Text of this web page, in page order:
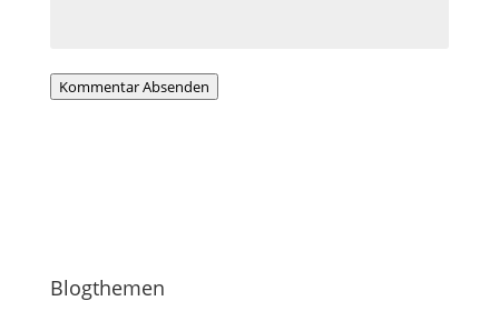
Kommentar Absenden
Blogthemen